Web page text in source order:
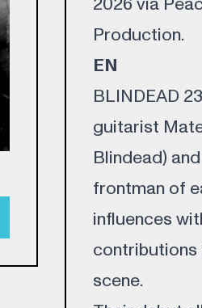
Production.
EN
BLINDEAD
guitarist
Blindead)
frontman of
influences
contributions
scene.